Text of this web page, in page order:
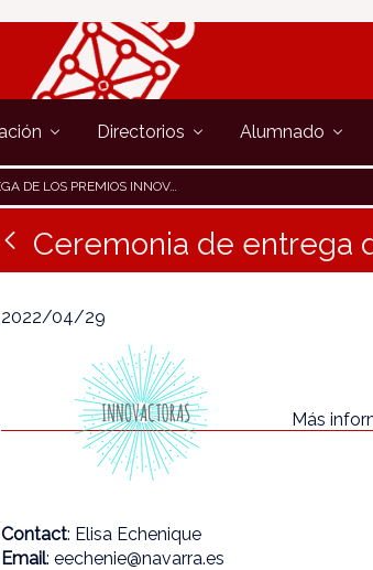
Directorios Alumnado
PREMIOS INNOVACTORAS 2022
Ceremonia de entrega
2022/04/29
Más
Contact: Elisa Echenique
Email: eechenie@navarra.es